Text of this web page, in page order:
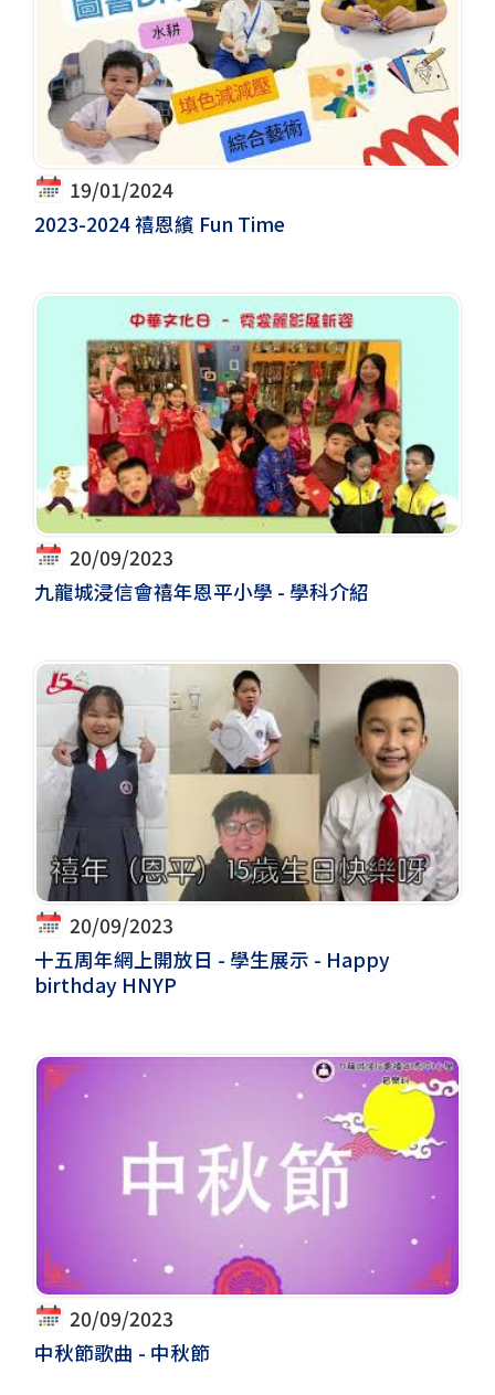
19/01/2024
2023-2024 禧恩繽 Fun Time
20/09/2023
九龍城浸信會禧年恩平小學 - 學科介紹
20/09/2023
十五周年網上開放日 - 學生展示 - Happy
birthday HNYP
20/09/2023
中秋節歌曲 - 中秋節